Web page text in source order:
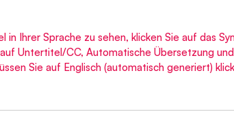
in Ihrer Sprache zu sehen, klicken Sie auf das
Untertitel/CC, Automatische Übersetzung
Sie auf Englisch (automatisch generiert)